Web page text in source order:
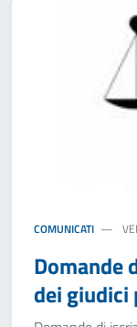
COMUNICATI
Domande
dei giudici